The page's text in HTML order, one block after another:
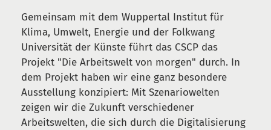
Gemeinsam mit dem Wuppertal Institut für
Klima, Umwelt, Energie und der Folkwang
Universität der Künste führt das CSCP das
Projekt "Die Arbeitswelt von morgen" durch. In
dem Projekt haben wir eine ganz besondere
Ausstellung konzipiert: Mit Szenariowelten
zeigen wir die Zukunft verschiedener
Arbeitswelten, die sich durch die Digitalisierung